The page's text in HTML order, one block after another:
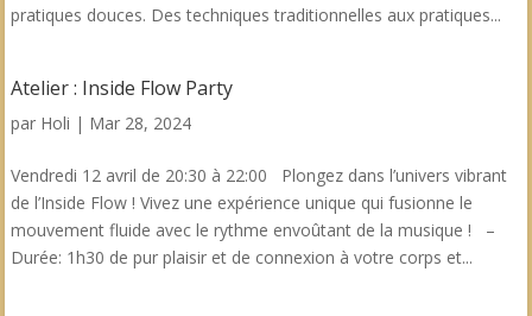
pratiques douces. Des techniques traditionnelles aux pratiques...
Atelier : Inside Flow Party
par Holi | Mar 28, 2024
Vendredi 12 avril de 20:30 à 22:00 Plongez dans l’univers vibrant
de l’Inside Flow ! Vivez une expérience unique qui fusionne le
mouvement fluide avec le rythme envoûtant de la musique ! –
Durée: 1h30 de pur plaisir et de connexion à votre corps et...